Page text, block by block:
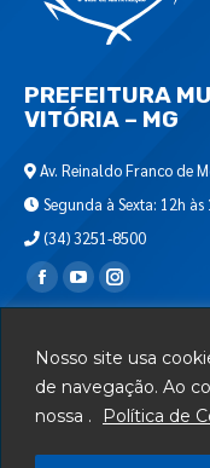
Nosso site usa
de navegação. Ao
nossa .
Política de
PREFEITURA
VITÓRIA – MG
Av. Reinaldo Franco de
Segunda à Sexta: 12h às
(34) 3251-8500
Encontre-nos em:
Departamento de T.I.
Serviços